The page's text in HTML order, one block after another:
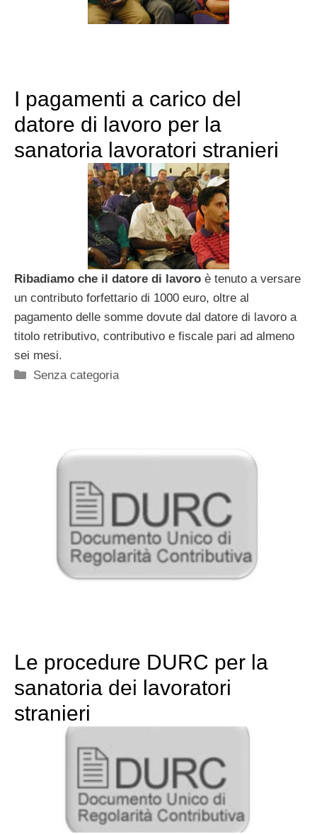
I pagamenti a carico del
datore di lavoro per la
sanatoria lavoratori stranieri
Ribadiamo che il datore di lavoro è tenuto a versare
un contributo forfettario di 1000 euro, oltre al
pagamento delle somme dovute dal datore di lavoro a
titolo retributivo, contributivo e fiscale pari ad almeno
sei mesi.
Categorie
Senza categoria
Le procedure DURC per la
sanatoria dei lavoratori
stranieri